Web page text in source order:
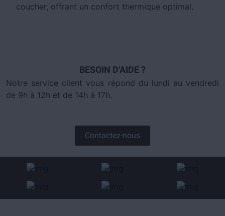
coucher, offrant un confort thermique optimal.
BESOIN D'AIDE ?
Notre service client vous répond du lundi au vendredi
de 9h à 12h et de 14h à 17h.
Contactez-nous